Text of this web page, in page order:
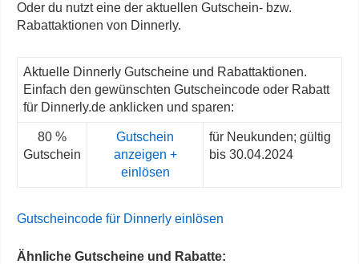
Oder du nutzt eine der aktuellen Gutschein- bzw.
Rabattaktionen von Dinnerly.
Aktuelle Dinnerly Gutscheine und Rabattaktionen.
Einfach den gewünschten Gutscheincode oder Rabatt
für Dinnerly.de anklicken und sparen:
80 %
Gutschein
Gutschein
anzeigen +
einlösen
für Neukunden; gültig
bis 30.04.2024
Gutscheincode für Dinnerly einlösen
Ähnliche Gutscheine und Rabatte: